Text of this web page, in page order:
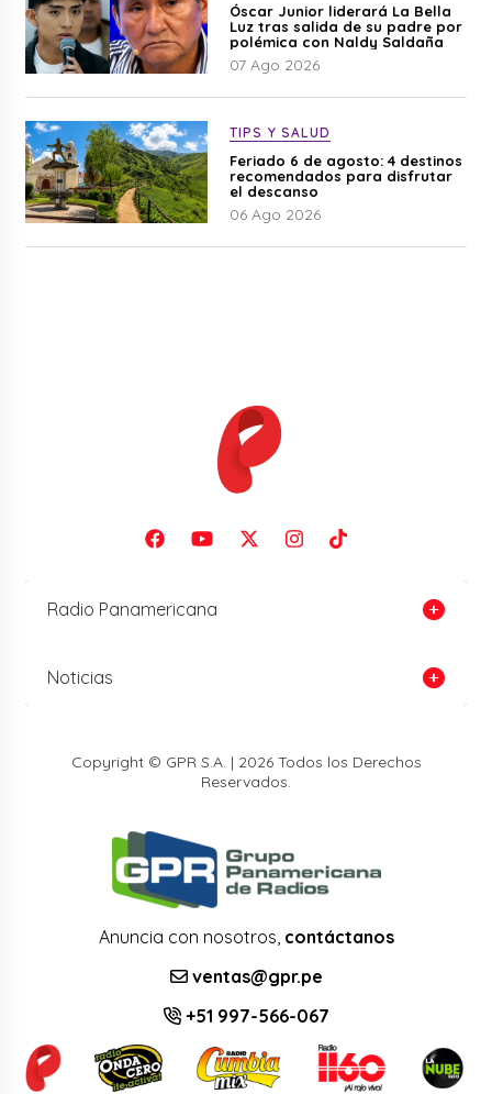
Óscar Junior liderará La Bella
Luz tras salida de su padre por
polémica con Naldy Saldaña
07 Ago 2026
TIPS Y SALUD
Feriado 6 de agosto: 4 destinos
recomendados para disfrutar
el descanso
06 Ago 2026
Radio Panamericana
Noticias
Copyright © GPR S.A. | 2026 Todos los Derechos
Reservados.
Anuncia con nosotros, contáctanos
ventas@gpr.pe
+51 997-566-067